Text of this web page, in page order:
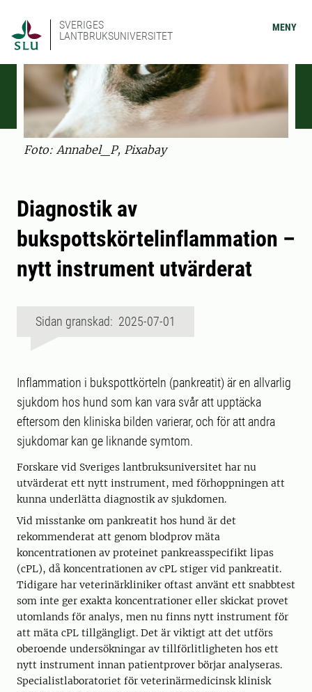
SVERIGES
LANTBRUKSUNIVERSITET
MENY
Foto: Annabel_P, Pixabay
Diagnostik av
bukspottskörtelinflammation –
nytt instrument utvärderat
Sidan granskad: 2025-07-01
Inflammation i bukspottkörteln (pankreatit) är en allvarlig
sjukdom hos hund som kan vara svår att upptäcka
eftersom den kliniska bilden varierar, och för att andra
sjukdomar kan ge liknande symtom.
Forskare vid Sveriges lantbruksuniversitet har nu
utvärderat ett nytt instrument, med förhoppningen att
kunna underlätta diagnostik av sjukdomen.
Vid misstanke om pankreatit hos hund är det
rekommenderat att genom blodprov mäta
koncentrationen av proteinet pankreasspecifikt lipas
(cPL), då koncentrationen av cPL stiger vid pankreatit.
Tidigare har veterinärkliniker oftast använt ett snabbtest
som inte ger exakta koncentrationer eller skickat provet
utomlands för analys, men nu finns nytt instrument för
att mäta cPL tillgängligt. Det är viktigt att det utförs
oberoende undersökningar av tillförlitligheten hos ett
nytt instrument innan patientprover börjar analyseras.
Specialistlaboratoriet för veterinärmedicinsk klinisk